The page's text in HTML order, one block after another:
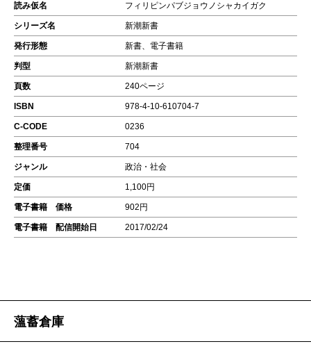
読み仮名 フィリピンパブジョウノシャカイガク
シリーズ名 新潮新書
発行形態 新書、電子書籍
判型 新潮新書
頁数 240ページ
ISBN 978-4-10-610704-7
C-CODE 0236
整理番号 704
ジャンル 政治・社会
定価 1,100円
電子書籍 価格 902円
電子書籍 配信開始日 2017/02/24
薀蓄倉庫